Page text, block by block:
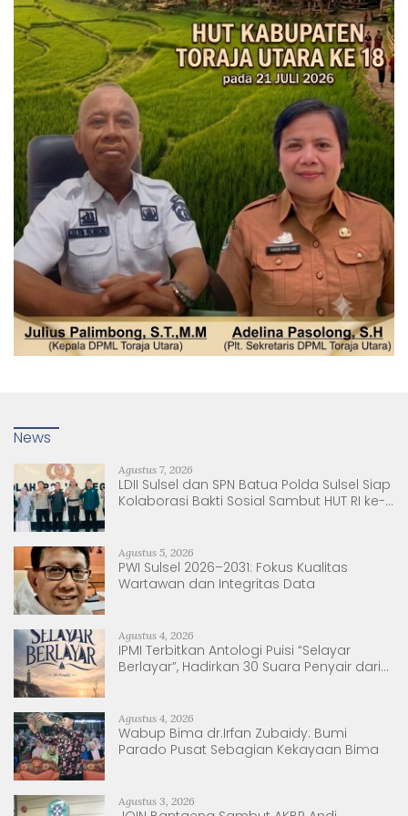
News
Agustus 7, 2026
LDII Sulsel dan SPN Batua Polda Sulsel Siap
Kolaborasi Bakti Sosial Sambut HUT RI ke-
Agustus 5, 2026
PWI Sulsel 2026–2031: Fokus Kualitas
Wartawan dan Integritas Data
Agustus 4, 2026
IPMI Terbitkan Antologi Puisi “Selayar
Berlayar”, Hadirkan 30 Suara Penyair dari
Agustus 4, 2026
Wabup Bima dr.Irfan Zubaidy: Bumi
Parado Pusat Sebagian Kekayaan Bima
Agustus 3, 2026